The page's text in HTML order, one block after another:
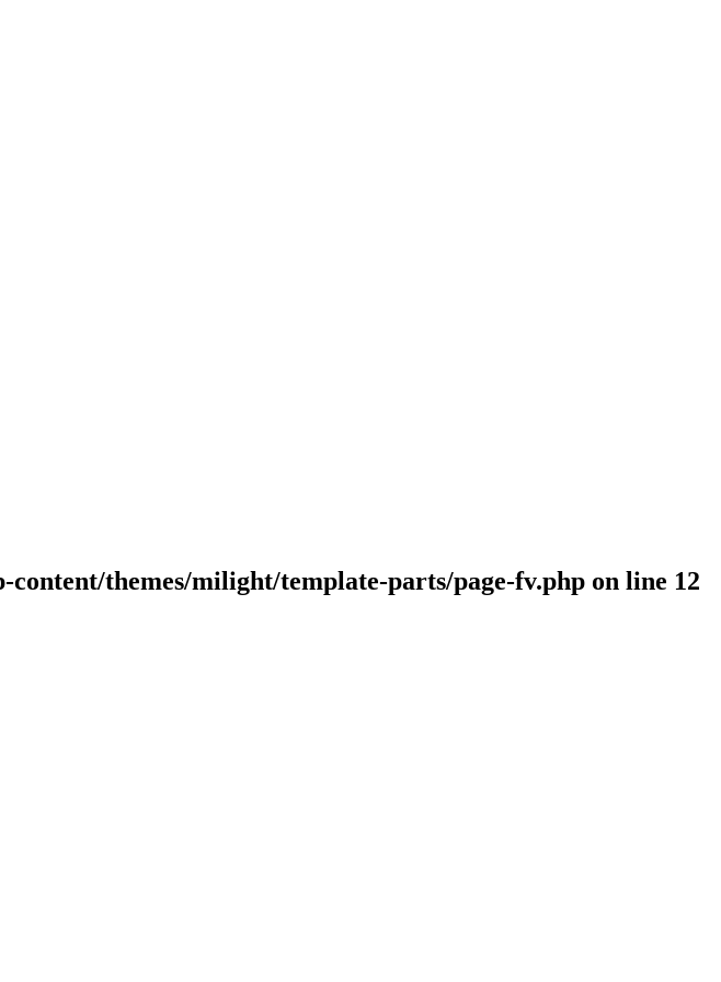
themes/milight/template-parts/page-fv.php on line 12